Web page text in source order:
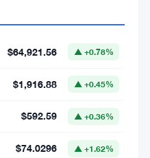
$64,921.56 ▲ +0.78%
$1,916.88 ▲ +0.45%
$592.59 ▲ +0.36%
$74.0296 ▲ +1.62%